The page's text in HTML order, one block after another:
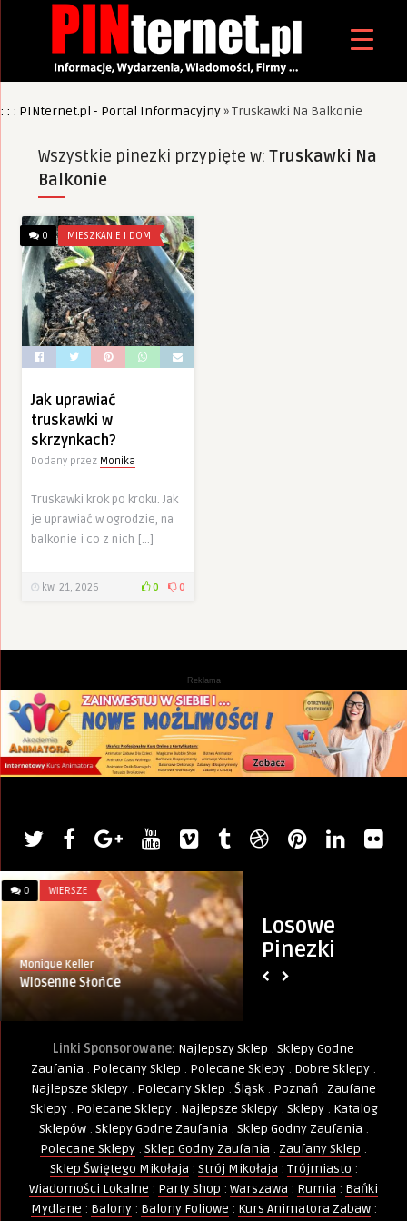
: : : PINternet.pl - Portal Informacyjny»Truskawki Na Balkonie
Wszystkie pinezki przypięte w: Truskawki Na
Balkonie
0 MIESZKANIE I DOM
Jak uprawiać
truskawki w
skrzynkach?
Dodany przez Monika
Truskawki krok po kroku. Jak
je uprawiać w ogrodzie, na
balkonie i co z nich […]
kw. 21, 2026 0 0
Reklama
Losowe
Pinezki
0 WIERSZE
Monique Keller
Wiosenne Słońce
Linki Sponsorowane: Najlepszy Sklep : Sklepy Godne
Zaufania : Polecany Sklep : Polecane Sklepy : Dobre Sklepy :
Najlepsze Sklepy : Polecany Sklep : Śląsk : Poznań : Zaufane
Sklepy: Polecane Sklepy: Najlepsze Sklepy: Sklepy: Katalog
Sklepów: Sklepy Godne Zaufania : Sklep Godny Zaufania :
Polecane Sklepy : Sklep Godny Zaufania : Zaufany Sklep :
Sklep Świętego Mikołaja : Strój Mikołaja : Trójmiasto :
Wiadomości Lokalne : Party Shop : Warszawa : Rumia : Bańki
Mydlane : Balony: Balony Foliowe : Kurs Animatora Zabaw: